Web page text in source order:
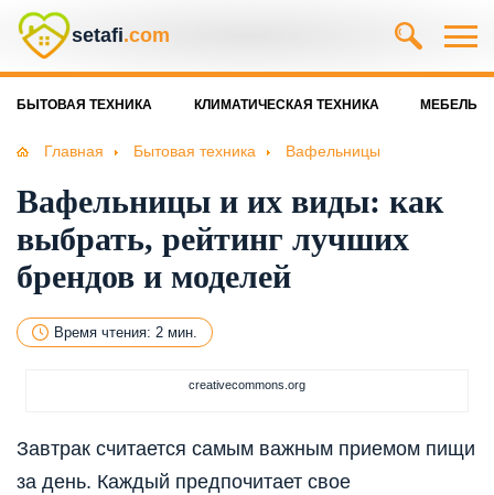
setafi.com
БЫТОВАЯ ТЕХНИКА КЛИМАТИЧЕСКАЯ ТЕХНИКА МЕБЕЛЬ
Главная Бытовая техника Вафельницы
Вафельницы и их виды: как
выбрать, рейтинг лучших
брендов и моделей
Время чтения: 2 мин.
creativecommons.org
Завтрак считается самым важным приемом пищи
за день. Каждый предпочитает свое